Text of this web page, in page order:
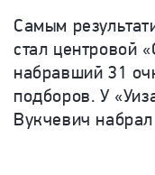
Самым
стал центровой
набравший 31
подборов. У
Вукчевич